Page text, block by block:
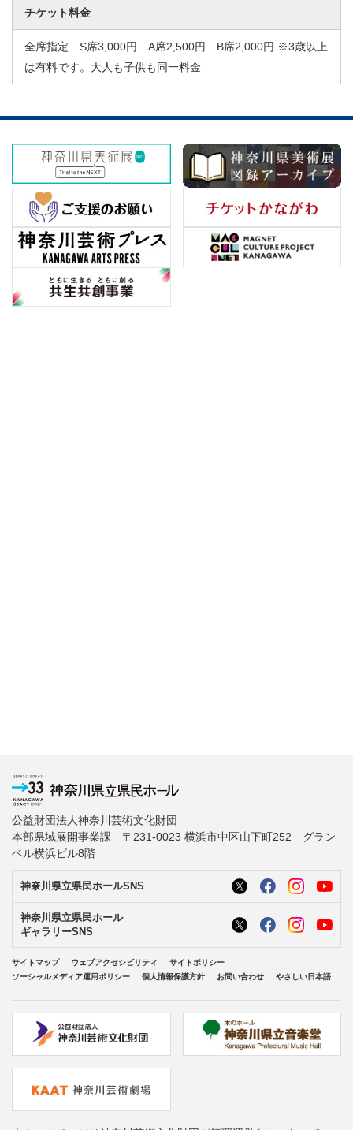
チケット料金
全席指定 S席3,000円 A席2,500円 B席2,000円 ※3歳以上
は有料です。大人も子供も同一料金
公益財団法人神奈川芸術文化財団
本部県域展開事業課 〒231-0023 横浜市中区山下町252 グラン
ベル横浜ビル8階
神奈川県立県民ホールSNS
神奈川県立県民ホール
ギャラリーSNS
サイトマップ ウェブアクセシビリティ
サイトポリシー
ソーシャルメディア運用ポリシー
個人情報保護方針 お問い合わせ やさしい日本語